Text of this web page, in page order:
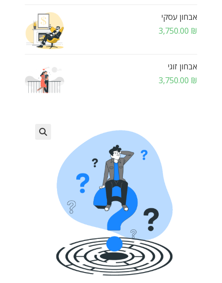
אבחון עסקי
3,750.00 ₪
אבחון זוגי
3,750.00 ₪